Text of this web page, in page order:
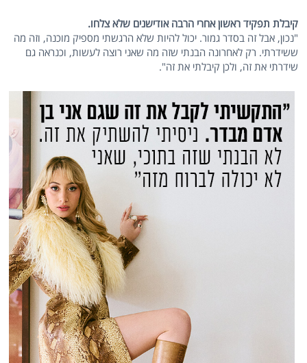
קיבלת תפקיד ראשון אחרי הרבה אודישנים שלא צלחו.
"נכון, אבל זה בסדר גמור. יכול להיות שלא הרגשתי מספיק מוכנה, וזה מה
ששידרתי. רק לאחרונה הבנתי שזה מה שאני רוצה לעשות, וכנראה גם
שידרתי את זה, ולכן קיבלתי את זה".